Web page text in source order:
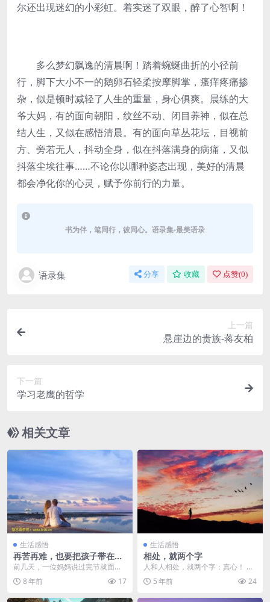
尔还出现迷幻的小彩虹。着实迷了双眼，醉了心智啊！
多么梦幻飘逸的清晨啊！踏着蜿蜒曲折的小径前
行，脚下大小不一的鹅卵石轻柔按摩脚掌，瘙痒疼痛掺
杂，似是顿时减轻了人生的重量，身心俱爽。晨练的大
爷大妈，有的面向朝阳，纹丝不动、闭目养神，似在总
结人生，又似在感悟清晨。有的面向草丛花坛，目视前
方、旁若无人，抖动全身，似在抖落满身的病痛，又似
抖落尘埃往事……不论你以哪种姿态出现，美好的清晨
都会净化你的心灵，赋予你前行的力量。
书为伴，笔同行，彼同心。语录集-最美语录
语录集 分享 收藏 点赞(0)
上一篇
悬崖边的贵族-蒋友柏
下一篇
学习老鹰的哲学
相关文章
生活感悟
再苦再难，也要把孩子带在身
边 – 鱼爸
前几天，一位妈妈说过完节就面临
一个很纠结的选择。因为家里的一
些特殊情况，她不得不...
8 年前 17
生活感悟
相处，就两个字
人和人相处，就两个字：真心！ 没
有真心，朋友之间就是逢场作戏，
爱人之间就是虚情假...
5 年前 24